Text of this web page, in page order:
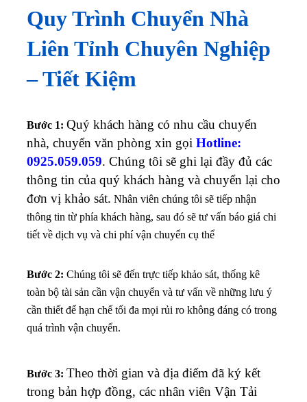
Quy Trình Chuyển Nhà
Liên Tỉnh Chuyên Nghiệp
– Tiết Kiệm
Bước 1: Quý khách hàng có nhu cầu chuyển
nhà, chuyển văn phòng xin gọi Hotline:
0925.059.059. Chúng tôi sẽ ghi lại đầy đủ các
thông tin của quý khách hàng và chuyển lại cho
đơn vị khảo sát. Nhân viên chúng tôi sẽ tiếp nhận
thông tin từ phía khách hàng, sau đó sẽ tư vấn báo giá chi
tiết về dịch vụ và chi phí vận chuyển cụ thể
Bước 2: Chúng tôi sẽ đến trực tiếp khảo sát, thống kê
toàn bộ tài sản cần vận chuyển và tư vấn về những lưu ý
cần thiết để hạn chế tối đa mọi rủi ro không đáng có trong
quá trình vận chuyển.
Bước 3: Theo thời gian và địa điểm đã ký kết
trong bản hợp đồng, các nhân viên Vận Tải